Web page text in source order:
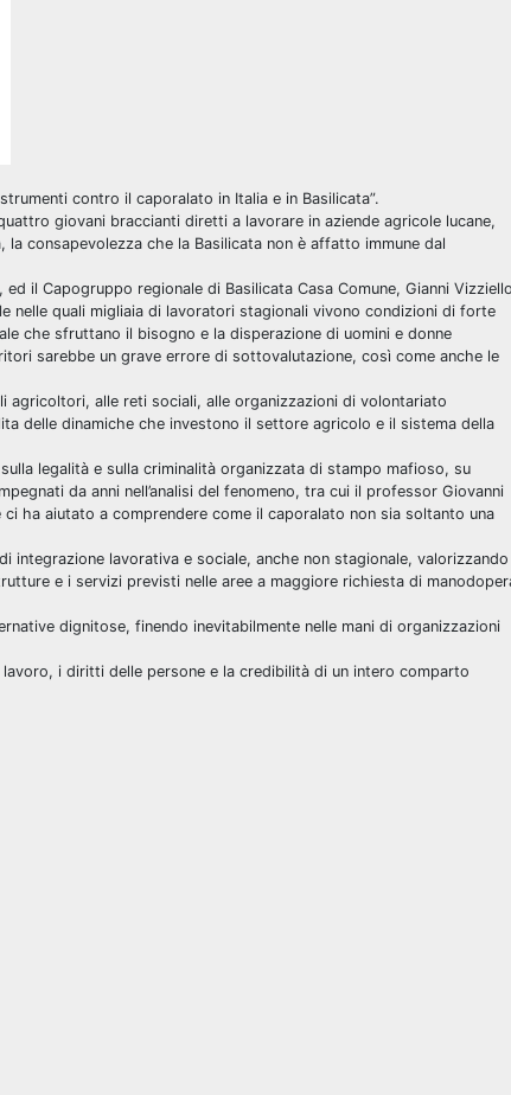
contro il caporalato in Italia e in Basilicata”.
giovani braccianti diretti a lavorare in aziende agricole lucane,
consapevolezza che la Basilicata non è affatto immune dal
il Capogruppo regionale di Basilicata Casa Comune, Gianni
nelle quali migliaia di lavoratori stagionali vivono condizioni di forte
che sfruttano il bisogno e la disperazione di uomini e donne
sarebbe un grave errore di sottovalutazione, così come anche le
agricoltori, alle reti sociali, alle organizzazioni di volontariato
delle dinamiche che investono il settore agricolo e il sistema della
legalità e sulla criminalità organizzata di stampo mafioso, su
da anni nell’analisi del fenomeno, tra cui il professor Giovanni
ha aiutato a comprendere come il caporalato non sia soltanto una
integrazione lavorativa e sociale, anche non stagionale,
e i servizi previsti nelle aree a maggiore richiesta di
dignitose, finendo inevitabilmente nelle mani di organizzazioni
i diritti delle persone e la credibilità di un intero comparto